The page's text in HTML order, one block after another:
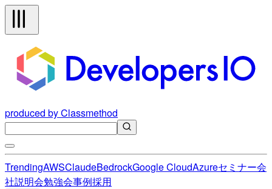
produced by Classmethod
TrendingAWSClaudeBedrockGoogle CloudAzureセミナー会
社説明会勉強会事例採用